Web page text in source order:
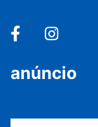
anúncio